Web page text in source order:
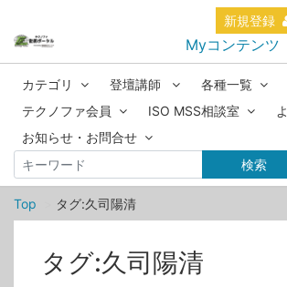
新規登録
Myコンテンツ
カテゴリ 登壇講師
各種一覧
テクノファ会員
ISO MSS相談室
お知らせ・お問合せ
検索
Top タグ:久司陽清
タグ:久司陽清